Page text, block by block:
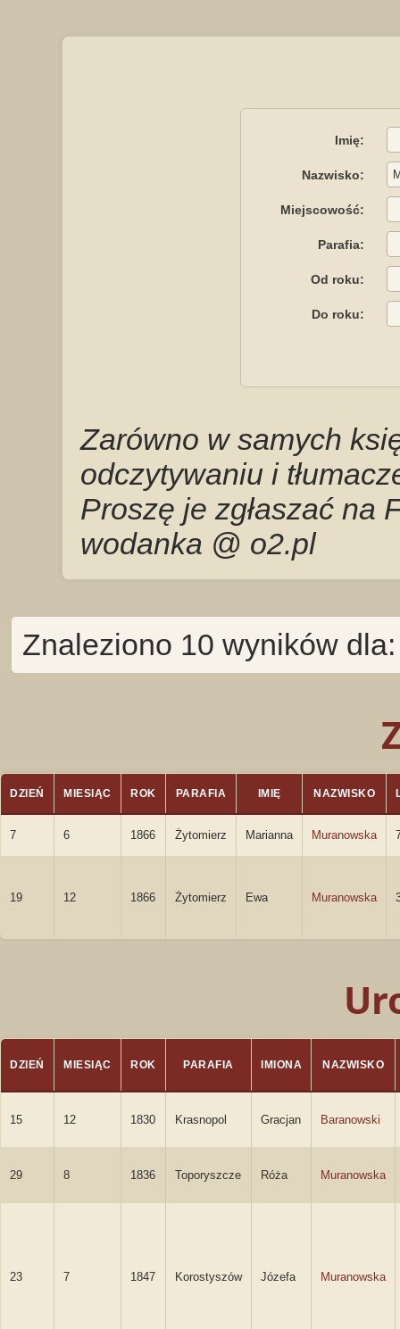
Imię:
Nazwisko:
Miejscowość:
Parafia:
Od roku:
Do roku:
Zarówno w samych
odczytywaniu i
Proszę je zgłaszać na
wodanka @ o2.pl
Znaleziono 10 wyników
DZIEŃ MIESIĄC ROK PARAFIA IMIĘ NAZWISKO
7 6 1866 Żytomierz Marianna Muranowska
19 12 1866 Żytomierz Ewa Muranowska
DZIEŃ MIESIĄC ROK PARAFIA IMIONA NAZWISKO
15 12 1830 Krasnopol Gracjan Baranowski
29 8 1836 Toporyszcze Róża Muranowska
23 7 1847 Korostyszów Józefa Muranowska